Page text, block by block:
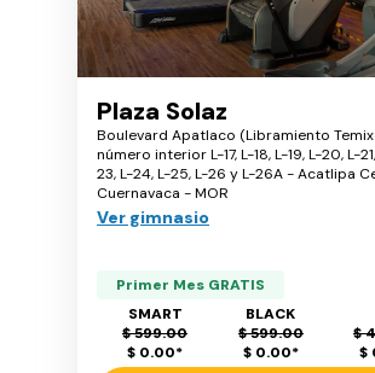
Plaza Solaz
Boulevard Apatlaco (Libramiento
número interior L-17, L-18, L-19, L-20, L-
23, L-24, L-25, L-26 y L-26A - Acatlipa
Cuernavaca - MOR
Ver gimnasio
Primer Mes GRATIS
SMART
$ 599.00
$ 0.00*
BLACK
$ 599.00
$ 0.00*
$
$